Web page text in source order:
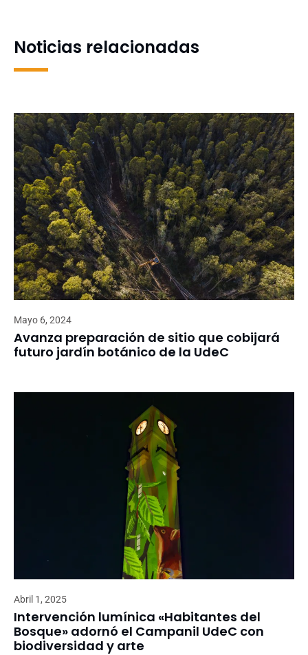
Noticias relacionadas
Mayo 6, 2024
Avanza preparación de sitio que cobijará
futuro jardín botánico de la UdeC
Abril 1, 2025
Intervención lumínica «Habitantes del
Bosque» adornó el Campanil UdeC con
biodiversidad y arte